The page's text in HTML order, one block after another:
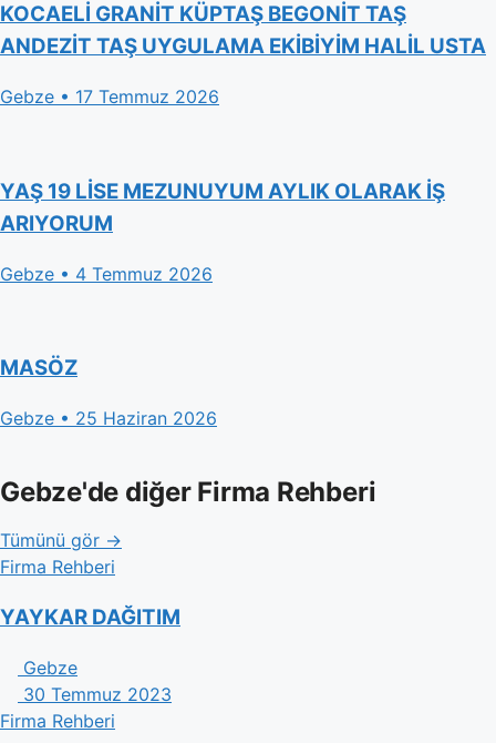
KOCAELİ GRANİT KÜPTAŞ BEGONİT TAŞ
ANDEZİT TAŞ UYGULAMA EKİBİYİM HALİL USTA
Gebze • 17 Temmuz 2026
YAŞ 19 LİSE MEZUNUYUM AYLIK OLARAK İŞ
ARIYORUM
Gebze • 4 Temmuz 2026
MASÖZ
Gebze • 25 Haziran 2026
Gebze'de diğer Firma Rehberi
Tümünü gör →
Firma Rehberi
YAYKAR DAĞITIM
Gebze
30 Temmuz 2023
Firma Rehberi